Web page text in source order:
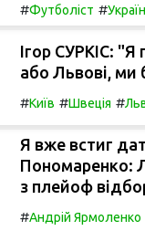
#Футболіст #
Ігор СУРКІС:
або Львові, ми
#Київ #Швеція #
Я вже встиг
Пономаренко:
з плейоф
#Андрій Ярмоленко